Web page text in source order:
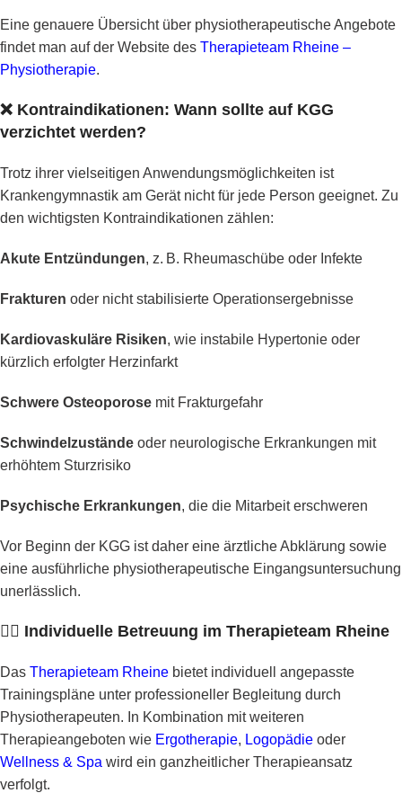
Eine genauere Übersicht über physiotherapeutische Angebote
findet man auf der Website des Therapieteam Rheine –
Physiotherapie.
❌ Kontraindikationen: Wann sollte auf KGG
verzichtet werden?
Trotz ihrer vielseitigen Anwendungsmöglichkeiten ist
Krankengymnastik am Gerät nicht für jede Person geeignet. Zu
den wichtigsten Kontraindikationen zählen:
Akute Entzündungen, z. B. Rheumaschübe oder Infekte
Frakturen oder nicht stabilisierte Operationsergebnisse
Kardiovaskuläre Risiken, wie instabile Hypertonie oder
kürzlich erfolgter Herzinfarkt
Schwere Osteoporose mit Frakturgefahr
Schwindelzustände oder neurologische Erkrankungen mit
erhöhtem Sturzrisiko
Psychische Erkrankungen, die die Mitarbeit erschweren
Vor Beginn der KGG ist daher eine ärztliche Abklärung sowie
eine ausführliche physiotherapeutische Eingangsuntersuchung
unerlässlich.
🧑‍⚕️ Individuelle Betreuung im Therapieteam Rheine
Das Therapieteam Rheine bietet individuell angepasste
Trainingspläne unter professioneller Begleitung durch
Physiotherapeuten. In Kombination mit weiteren
Therapieangeboten wie Ergotherapie, Logopädie oder
Wellness & Spa wird ein ganzheitlicher Therapieansatz
verfolgt.